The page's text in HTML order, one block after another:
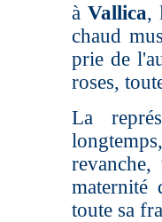
à Vallica,
chaud
prie de
roses,
La
maternité
toute sa